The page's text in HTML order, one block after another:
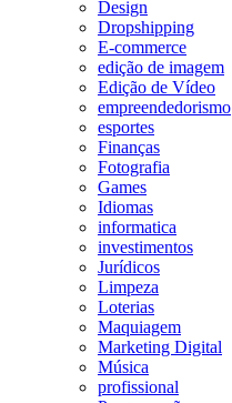
Design
Dropshipping
E-commerce
edição de imagem
Edição de Vídeo
empreendedorismo
esportes
Finanças
Fotografia
Games
Idiomas
informatica
investimentos
Jurídicos
Limpeza
Loterias
Maquiagem
Marketing Digital
Música
profissional